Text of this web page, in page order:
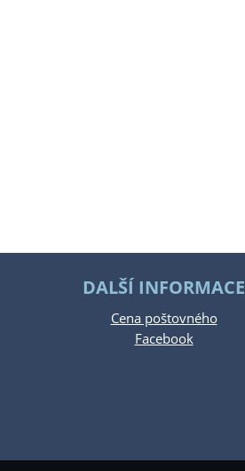
DALŠÍ INFORMACE
Cena poštovného
Facebook